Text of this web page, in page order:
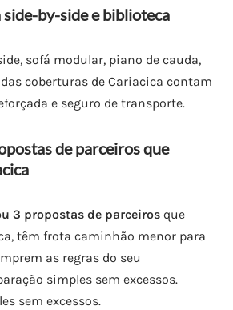
side-by-side e biblioteca
sofá modular, piano de cauda,
coberturas de Cariacica contam
e seguro de transporte.
de parceiros que
3 propostas de parceiros que
têm frota caminhão menor para
as regras do seu
simples sem excessos.
sem excessos.